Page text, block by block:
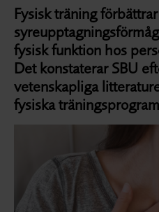
Fysisk träning förbättrar
fysisk funktion hos
Det konstaterar SBU
vetenskapliga
fysiska